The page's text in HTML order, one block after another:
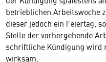
betrieblichen Arbeitswoche
dieser jedoch ein Feiertag,
Stelle der vorhergehende
schriftliche Kündigung wird
wirksam.